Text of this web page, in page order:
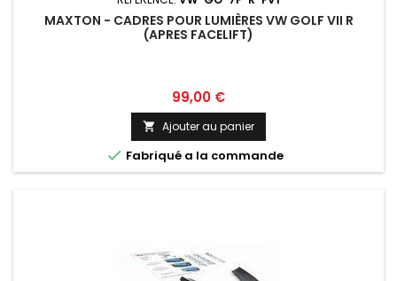
MAXTON - CADRES POUR LUMIÈRES VW GOLF VII R
(APRES FACELIFT)
Prix
99,00 €
 Ajouter au panier
 Fabriqué a la commande